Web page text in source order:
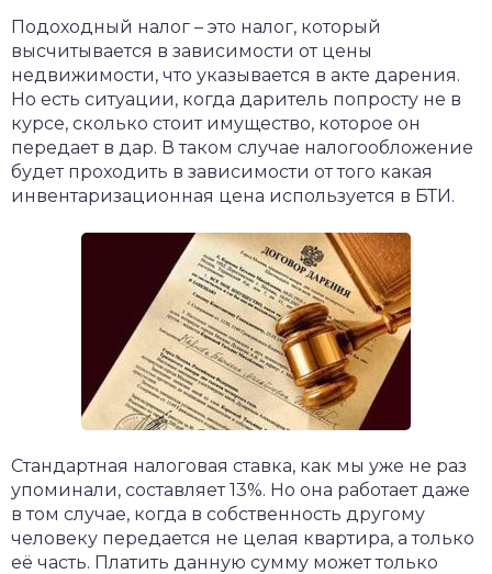
Подоходный налог – это налог, который
высчитывается в зависимости от цены
недвижимости, что указывается в акте дарения.
Но есть ситуации, когда даритель попросту не в
курсе, сколько стоит имущество, которое он
передает в дар. В таком случае налогообложение
будет проходить в зависимости от того какая
инвентаризационная цена используется в БТИ.
Стандартная налоговая ставка, как мы уже не раз
упоминали, составляет 13%. Но она работает даже
в том случае, когда в собственность другому
человеку передается не целая квартира, а только
её часть. Платить данную сумму может только